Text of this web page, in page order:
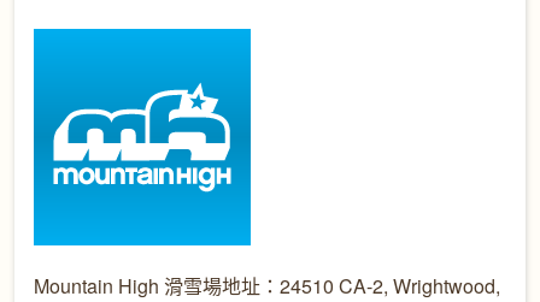
Mountain High 滑雪場地址：24510 CA-2, Wrightwood,